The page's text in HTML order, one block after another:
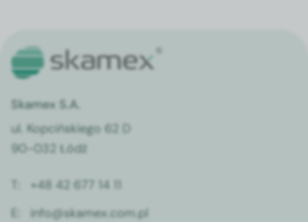
Skamex S.A.
ul. Kopcińskiego 62 D
90-032 Łódź
T:
+48 42 677 14 11
E:
info@skamex.com.pl